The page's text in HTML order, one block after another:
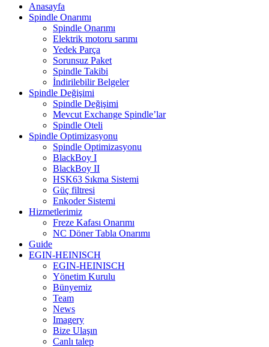
Anasayfa
Spindle Onarımı
Spindle Onarımı
Elektrik motoru sarımı
Yedek Parça
Sorunsuz Paket
Spindle Takibi
İndirilebilir Belgeler
Spindle Değişimi
Spindle Değişimi
Mevcut Exchange Spindle’lar
Spindle Oteli
Spindle Optimizasyonu
Spindle Optimizasyonu
BlackBoy I
BlackBoy II
HSK63 Sıkma Sistemi
Güç filtresi
Enkoder Sistemi
Hizmetlerimiz
Freze Kafası Onarımı
NC Döner Tabla Onarımı
Guide
EGIN-HEINISCH
EGIN-HEINISCH
Yönetim Kurulu
Bünyemiz
Team
News
Imagery
Bize Ulaşın
Canlı talep